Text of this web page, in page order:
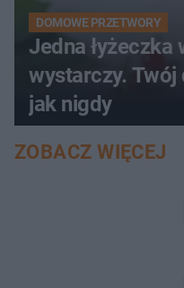
DOMOWE PRZETWORY
Jedna łyżeczka
wystarczy.
jak nigdy
ZOBACZ WIĘCEJ